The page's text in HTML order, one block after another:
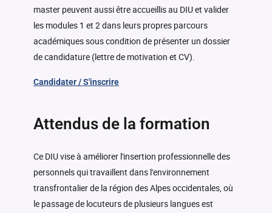
master peuvent aussi être accueillis au DIU et valider
les modules 1 et 2 dans leurs propres parcours
académiques sous condition de présenter un dossier
de candidature (lettre de motivation et CV).
Candidater / S'inscrire
Attendus de la formation
Ce DIU vise à améliorer l'insertion professionnelle des
personnels qui travaillent dans l'environnement
transfrontalier de la région des Alpes occidentales, où
le passage de locuteurs de plusieurs langues est